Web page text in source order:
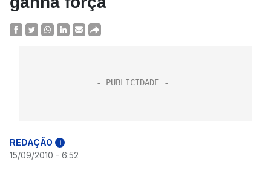
REDAÇÃO i
15/09/2010 - 6:52